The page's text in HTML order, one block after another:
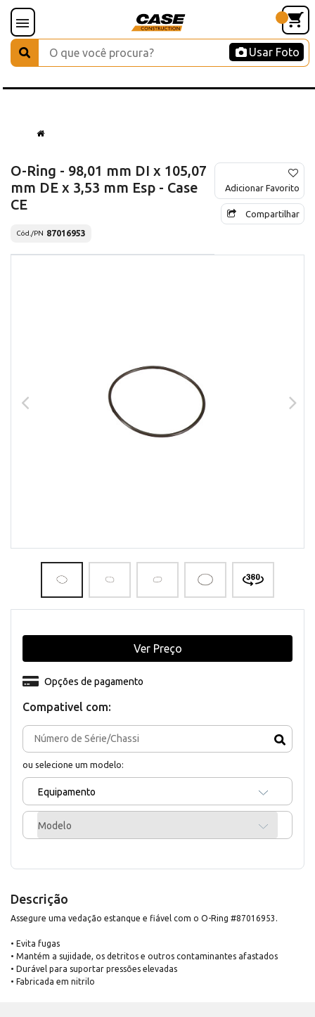
Usar Foto
O-Ring - 98,01 mm DI x 105,07
mm DE x 3,53 mm Esp - Case
CE
Cód./PN 87016953
Adicionar Favorito
Compartilhar
Compativel com:
ou selecione um modelo:
Equipamento
Modelo
Opções de pagamento
Ver Preço
Descrição
Assegure uma vedação estanque e fiável com o O-Ring #87016953.
• Evita fugas
• Mantém a sujidade, os detritos e outros contaminantes afastados
• Durável para suportar pressões elevadas
• Fabricada em nitrilo